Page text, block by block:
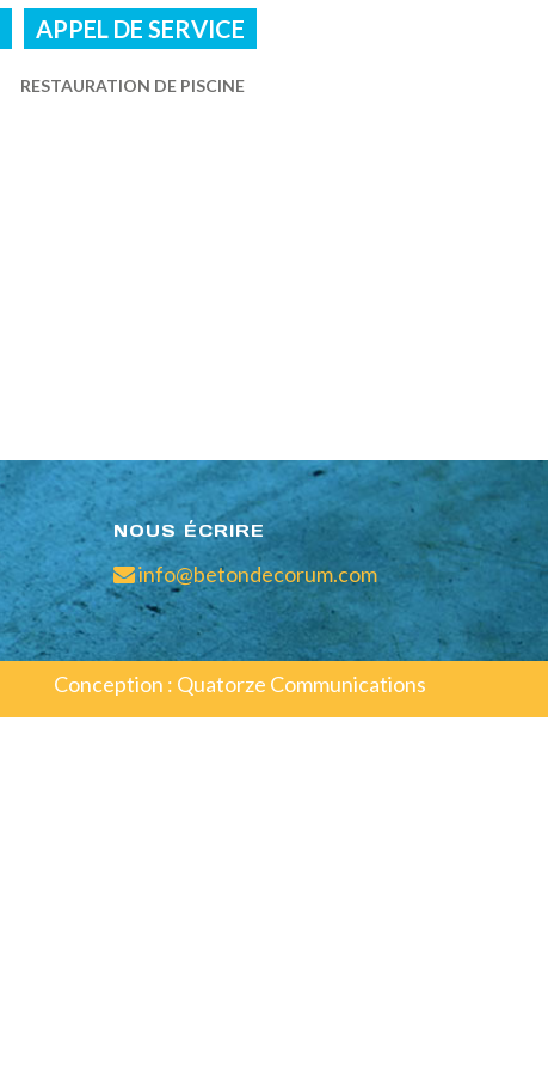
RESTAURATION DE PISCINE
APPEL DE SERVICE
NOUS ÉCRIRE
info@betondecorum.com
Conception : Quatorze Communications